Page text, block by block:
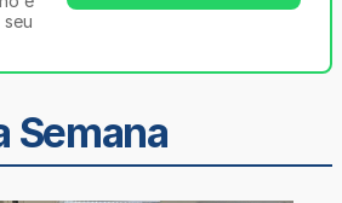
Semana